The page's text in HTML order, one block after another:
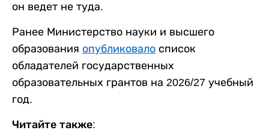
он ведет не туда.
Ранее Министерство науки и высшего
образования опубликовало список
обладателей государственных
образовательных грантов на 2026/27 учебный
год.
Читайте также: